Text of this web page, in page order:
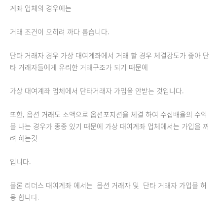
계좌 업체의 경우에는
거래 조건이 오히려 까다 롭습니다.
단타 거래자 경우 가상 대여계좌에서 거래 할 경우 체결강도가 좋아 단
타 거래자들에게 유리한 거래구조가 되기 때문에
가상 대여계좌 업체에서 단타거래자 가입을 안받는 것입니다.
또한, 옵션 거래도 소액으로 옵션포지션을 체결 하여 수십배율의 수익
을 나는 경우가 종종 있기 때문에 가상 대여계좌 업체에서는 가입을 꺼
려 하는것
입니다.
물론 리더스 대여계좌 에서는 옵션 거래자 및 단타 거래자 가입을 허
용 합니다.